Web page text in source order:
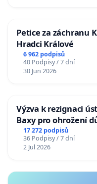
Petice za záchranu
Hradci Králové
6 962 podpisů
40 Podpisy / 7 dní
30 Jun 2026
Výzva k rezignaci
Baxy pro ohrožení
17 272 podpisů
36 Podpisy / 7 dní
2 Jul 2026